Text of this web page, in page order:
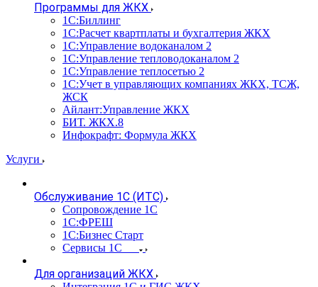
Программы для ЖКХ
1С:Биллинг
1С:Расчет квартплаты и бухгалтерия ЖКХ
1С:Управление водоканалом 2
1С:Управление тепловодоканалом 2
1С:Управление теплосетью 2
1С:Учет в управляющих компаниях ЖКХ, ТСЖ,
ЖСК
Айлант:Управление ЖКХ
БИТ. ЖКХ.8
Инфокрафт: Формула ЖКХ
Услуги
Обслуживание 1С (ИТС)
Сопровождение 1С
1С:ФРЕШ
1С:Бизнес Старт
Сервисы 1С
Для организаций ЖКХ